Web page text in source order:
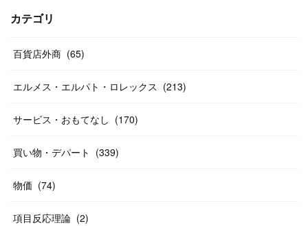
(17
(12)
(13
(14)
(29
(24)
(26
(26
(20)
(14
(46
(55
(38)
(20
(31
58)
10
(33
(46)
(20
カテゴリ
百貨店外商 (65)
エルメス・エルパト・ロレックス (213)
サービス・おもてなし (170)
買い物・デパート (339)
物価 (74)
項目反応理論 (2)